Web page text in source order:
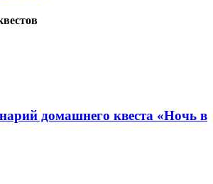
домашнего квеста «Ночь в